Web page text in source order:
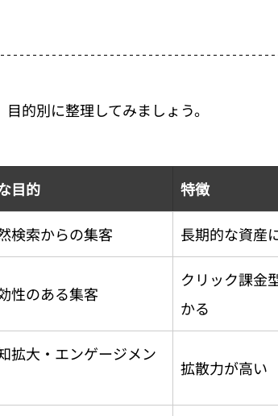
的別に整理してみましょう。
目的 特徴
検索からの集客 長期的な資産
性のある集客
クリック課金
かる
拡大・エンゲージメン
拡散力が高い